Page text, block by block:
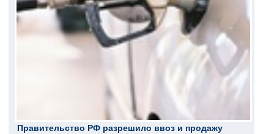
Правительство РФ разрешило ввоз и продажу